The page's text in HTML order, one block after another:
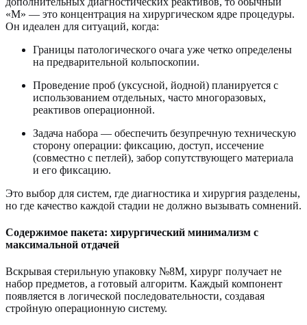
«M» — это концентрация на хирургическом ядре процедуры.
Он идеален для ситуаций, когда:
Границы патологического очага уже четко определены
на предварительной кольпоскопии.
Проведение проб (уксусной, йодной) планируется с
использованием отдельных, часто многоразовых,
реактивов операционной.
Задача набора — обеспечить безупречную техническую
сторону операции: фиксацию, доступ, иссечение
(совместно с петлей), забор сопутствующего материала
и его фиксацию.
Это выбор для систем, где диагностика и хирургия разделены,
но где качество каждой стадии не должно вызывать сомнений.
Содержимое пакета: хирургический минимализм с
максимальной отдачей
Вскрывая стерильную упаковку №8M, хирург получает не
набор предметов, а готовый алгоритм. Каждый компонент
появляется в логической последовательности, создавая
стройную операционную систему.